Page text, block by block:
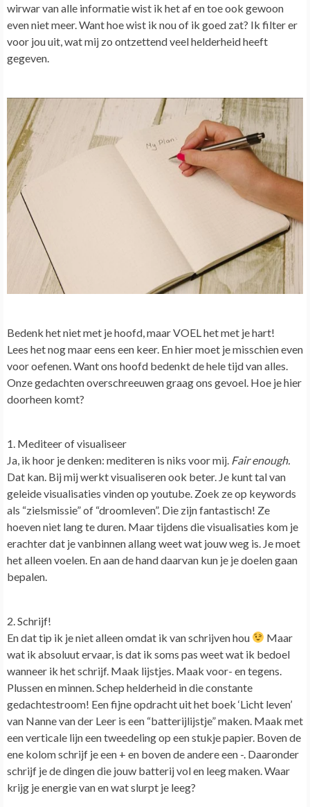
wirwar van alle informatie wist ik het af en toe ook gewoon
even niet meer. Want hoe wist ik nou of ik goed zat? Ik filter er
voor jou uit, wat mij zo ontzettend veel helderheid heeft
gegeven.
Bedenk het niet met je hoofd, maar VOEL het met je hart!
Lees het nog maar eens een keer. En hier moet je misschien even
voor oefenen. Want ons hoofd bedenkt de hele tijd van alles.
Onze gedachten overschreeuwen graag ons gevoel. Hoe je hier
doorheen komt?
1. Mediteer of visualiseer
Ja, ik hoor je denken: mediteren is niks voor mij. Fair enough.
Dat kan. Bij mij werkt visualiseren ook beter. Je kunt tal van
geleide visualisaties vinden op youtube. Zoek ze op keywords
als “zielsmissie” of “droomleven”. Die zijn fantastisch! Ze
hoeven niet lang te duren. Maar tijdens die visualisaties kom je
erachter dat je vanbinnen allang weet wat jouw weg is. Je moet
het alleen voelen. En aan de hand daarvan kun je je doelen gaan
bepalen.
2. Schrijf!
En dat tip ik je niet alleen omdat ik van schrijven hou
Maar
wat ik absoluut ervaar, is dat ik soms pas weet wat ik bedoel
wanneer ik het schrijf. Maak lijstjes. Maak voor- en tegens.
Plussen en minnen. Schep helderheid in die constante
gedachtestroom! Een fijne opdracht uit het boek ‘Licht leven’
van Nanne van der Leer is een “batterijlijstje” maken. Maak met
een verticale lijn een tweedeling op een stukje papier. Boven de
ene kolom schrijf je een + en boven de andere een -. Daaronder
schrijf je de dingen die jouw batterij vol en leeg maken. Waar
krijg je energie van en wat slurpt je leeg?